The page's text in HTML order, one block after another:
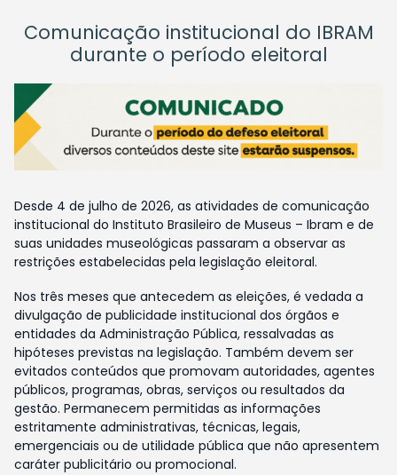
Comunicação institucional do IBRAM
durante o período eleitoral
Desde 4 de julho de 2026, as atividades de comunicação
institucional do Instituto Brasileiro de Museus – Ibram e de
suas unidades museológicas passaram a observar as
restrições estabelecidas pela legislação eleitoral.
Nos três meses que antecedem as eleições, é vedada a
divulgação de publicidade institucional dos órgãos e
entidades da Administração Pública, ressalvadas as
hipóteses previstas na legislação. Também devem ser
evitados conteúdos que promovam autoridades, agentes
públicos, programas, obras, serviços ou resultados da
gestão. Permanecem permitidas as informações
estritamente administrativas, técnicas, legais,
emergenciais ou de utilidade pública que não apresentem
caráter publicitário ou promocional.